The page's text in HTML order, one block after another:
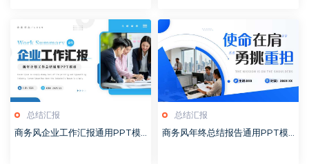
总结汇报
商务风企业工作汇报通用PPT模
总结汇报
商务风年终总结报告通用PPT模